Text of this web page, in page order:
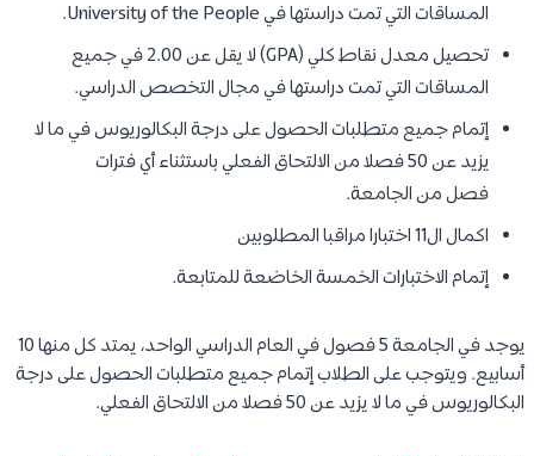
المساقات التي تمت دراستها في University of the People.
تحصيل معدل نقاط كلي (GPA) لا يقل عن 2.00 في جميع
المساقات التي تمت دراستها في مجال التخصص الدراسي.
إتمام جميع متطلبات الحصول على درجة البكالوريوس في ما لا
يزيد عن 50 فصلا من الالتحاق الفعلي باستثناء أي فترات
فصل من الجامعة.
اكمال ال11 اختبارا مراقبا المطلوبين
إتمام الاختبارات الخمسة الخاضعة للمتابعة.
يوجد في الجامعة 5 فصول في العام الدراسي الواحد، يمتد كل منها 10
أسابيع. ويتوجب على الطلاب إتمام جميع متطلبات الحصول على درجة
البكالوريوس في ما لا يزيد عن 50 فصلا من الالتحاق الفعلي.